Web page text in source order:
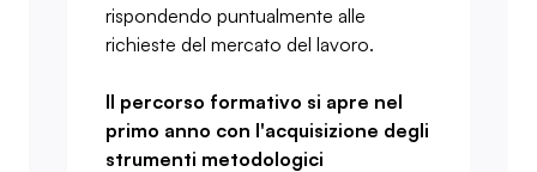
rispondendo puntualmente alle
richieste del mercato del lavoro.
Il percorso formativo si apre nel
primo anno con l'acquisizione degli
strumenti metodologici